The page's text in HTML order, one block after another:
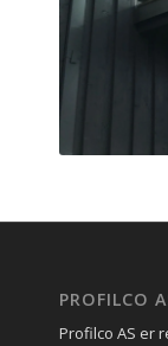
PROFILCO
Profilco AS er